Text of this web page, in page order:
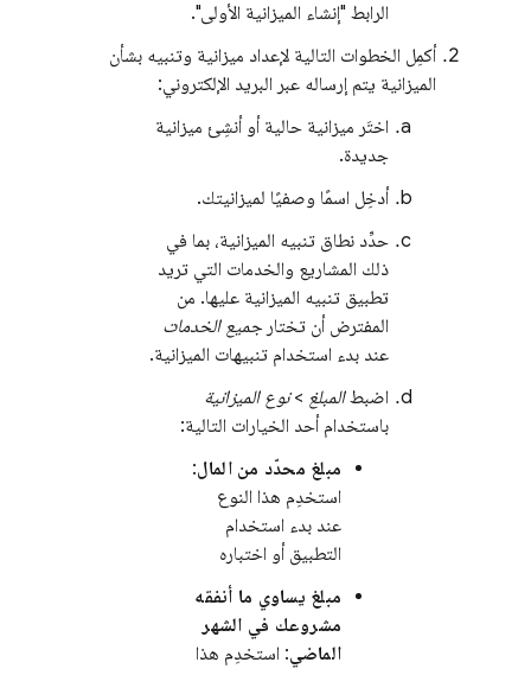
الرابط "إنشاء الميزانية الأولى".
أكمِل الخطوات التالية لإعداد ميزانية وتنبيه بشأن
الميزانية يتم إرساله عبر البريد الإلكتروني:
اختَر ميزانية حالية أو أنشِئ ميزانية
جديدة.
أدخِل اسمًا وصفيًا لميزانيتك.
حدِّد نطاق تنبيه الميزانية، بما في
ذلك المشاريع والخدمات التي تريد
تطبيق تنبيه الميزانية عليها. من
المفترض أن تختار جميع الخدمات
عند بدء استخدام تنبيهات الميزانية.
اضبطالمبلغ >نوع الميزانية
باستخدام أحد الخيارات التالية:
مبلغ محدّد من المال:
استخدِم هذا النوع
عند بدء استخدام
التطبيق أو اختباره
مبلغ يساوي ما أنفقه
مشروعك في الشهر
الماضي: استخدِم هذا